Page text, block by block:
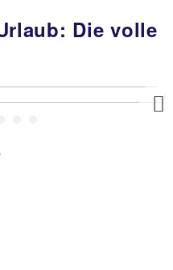
Die volle